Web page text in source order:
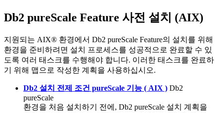
Db2 pureScale Feature 사전 설치 (AIX)
지원되는 AIX® 환경에서 Db2 pureScale Feature의 설치를 위해
환경을 준비하려면 설치 프로세스를 성공적으로 완료할 수 있
도록 여러 태스크를 수행해야 합니다. 이러한 태스크를 완료하
기 위해 맵으로 작성한 계획을 사용하십시오.
Db2 설치 전제 조건 pureScale 기능 ( AIX ) Db2
pureScale
환경을 처음 설치하기 전에, Db2 pureScale 설치 계획을